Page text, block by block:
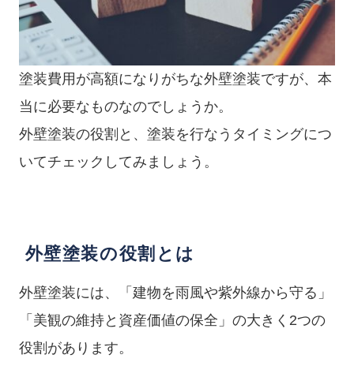
塗装費用が高額になりがちな外壁塗装ですが、本
当に必要なものなのでしょうか。
外壁塗装の役割と、塗装を行なうタイミングにつ
いてチェックしてみましょう。
外壁塗装の役割とは
外壁塗装には、「建物を雨風や紫外線から守る」
「美観の維持と資産価値の保全」の大きく2つの
役割があります。